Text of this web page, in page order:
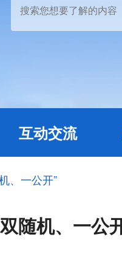
互动交流
、一公开”
随机、一公